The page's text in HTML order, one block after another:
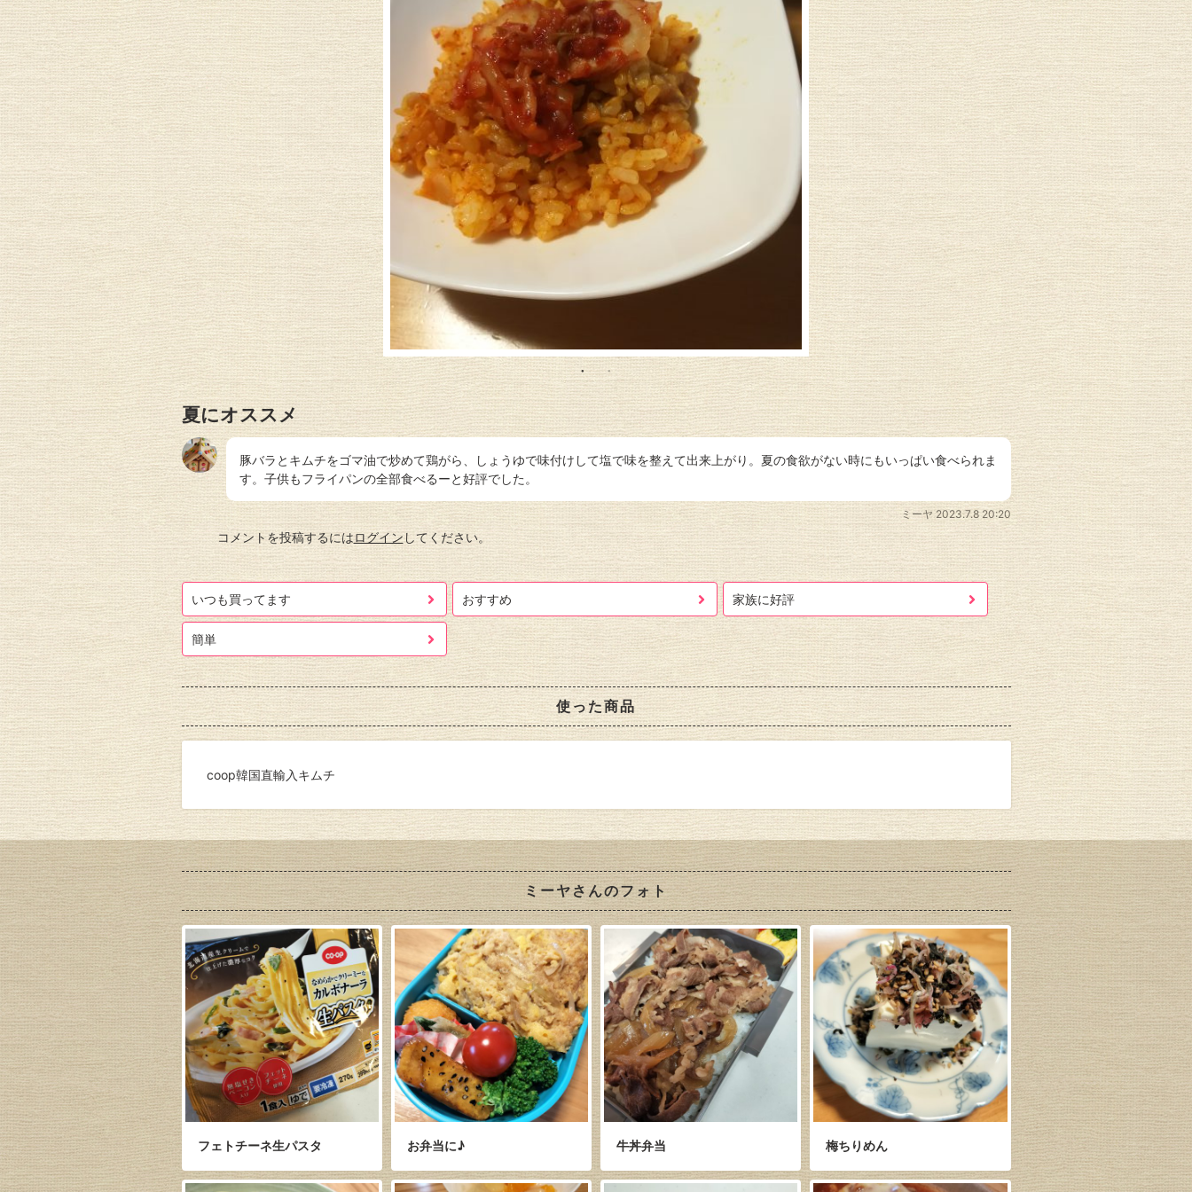
夏にオススメ
豚バラとキムチをゴマ油で炒めて鶏がら、しょうゆで味付けして塩で味を整えて出来上がり。夏の食欲がない時にもいっぱい食べられま
す。子供もフライパンの全部食べるーと好評でした。
ミーヤ 2023.7.8 20:20
コメントを投稿するにはログインしてください。
いつも買ってます おすすめ 家族に好評
簡単
使った商品
coop韓国直輸入キムチ
ミーヤさんのフォト
フェトチーネ生パスタ お弁当に♪ 牛丼弁当 梅ちりめん